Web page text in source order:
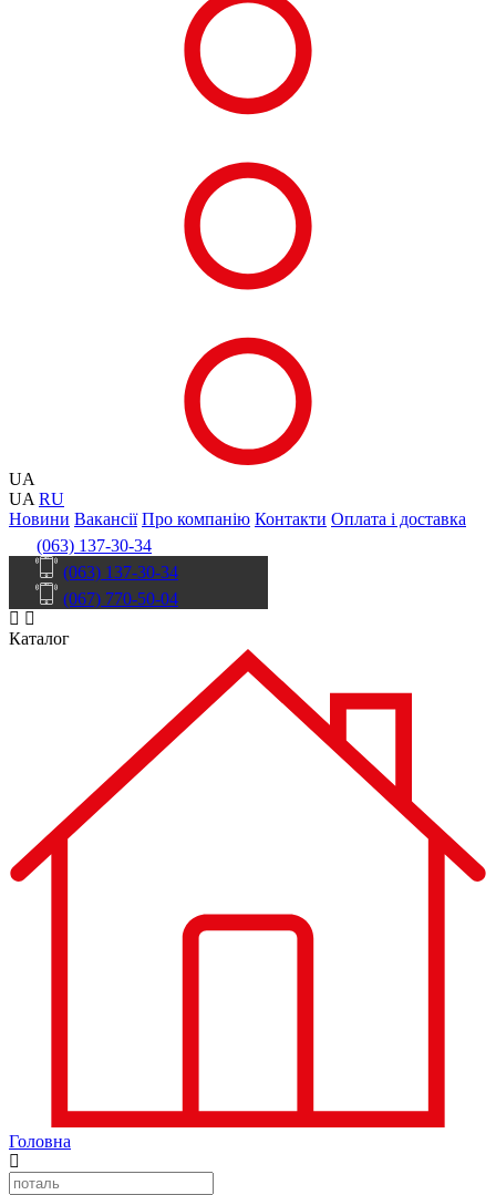
UA
UA RU
Новини Вакансії Про компанію Контакти Оплата і доставка
(063) 137-30-34
(063) 137-30-34
(067) 770-50-04
Каталог
Головна